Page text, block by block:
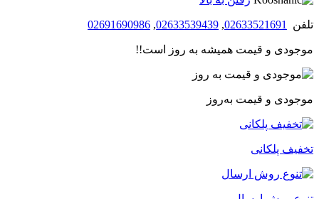
تلفن 02633521691
,
02633539439
,
02691690986
موجودی و قیمت همیشه به روز است!!
موجودی و قیمت به‌روز
تخفیف پلکانی